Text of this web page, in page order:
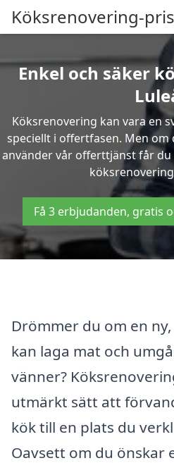
Köksrenovering-
Enkel och säker
Köksrenovering kan vara en
speciellt i offertfasen. Men
använder vår offerttjänst får
Få 3 erbjudanden, gratis
Drömmer du om en
kan laga mat och
vänner?
utmärkt sätt att
kök till en plats du
Oavsett om du önskar